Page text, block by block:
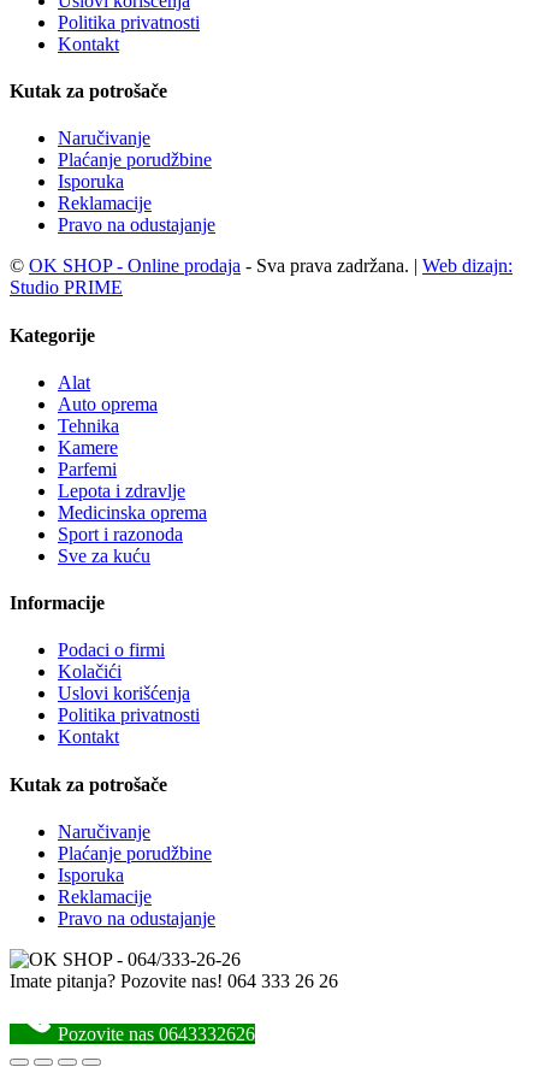
Politika privatnosti
Kontakt
Kutak za potrošače
Naručivanje
Plaćanje porudžbine
Isporuka
Reklamacije
Pravo na odustajanje
© OK SHOP - Online prodaja - Sva prava zadržana. | Web dizajn:
Studio PRIME
Kategorije
Alat
Auto oprema
Tehnika
Kamere
Parfemi
Lepota i zdravlje
Medicinska oprema
Sport i razonoda
Sve za kuću
Informacije
Podaci o firmi
Kolačići
Uslovi korišćenja
Politika privatnosti
Kontakt
Kutak za potrošače
Naručivanje
Plaćanje porudžbine
Isporuka
Reklamacije
Pravo na odustajanje
Imate pitanja? Pozovite nas! 064 333 26 26
Pozovite nas 0643332626